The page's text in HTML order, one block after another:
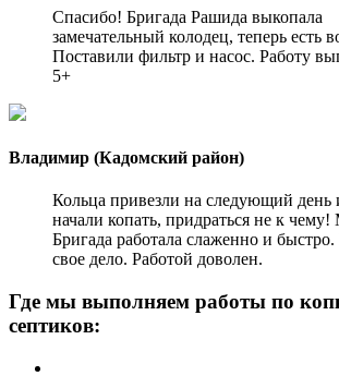
Спасибо! Бригада Рашида выкопала
замечательный колодец, теперь есть
Поставили фильтр и насос. Работу
5+
Владимир (Кадомский район)
Кольца привезли на следующий день
начали копать, придраться не к
Бригада работала слаженно и
свое дело. Работой доволен.
Где мы выполняем работы по
септиков: